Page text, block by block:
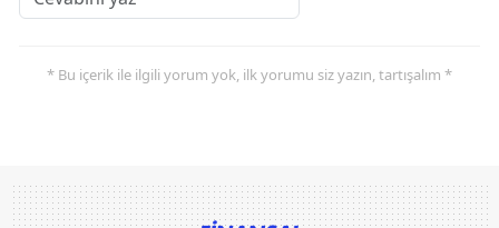
* Bu içerik ile ilgili yorum yok, ilk yorumu siz yazın, tartışalım *